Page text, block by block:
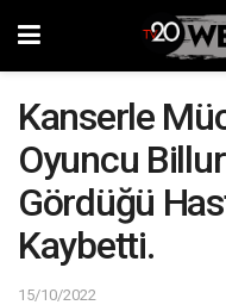
Kanserle
Oyuncu
Gördüğü
Kaybetti.
15/10/2022